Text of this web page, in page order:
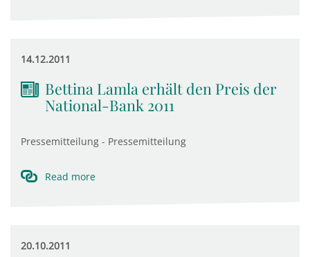
14.12.2011
Bettina Lamla erhält den Preis der
National-Bank 2011
Pressemitteilung - Pressemitteilung
Read more
20.10.2011